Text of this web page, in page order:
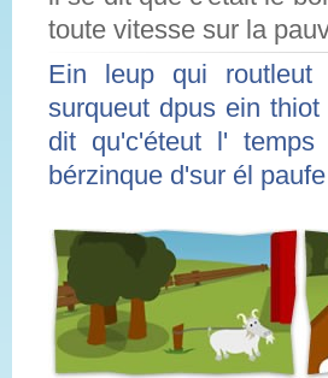
toute vitesse sur la
Ein leup qui routleut
surqueut dpus ein
dit qu'c'éteut l'
bérzinque d'sur él